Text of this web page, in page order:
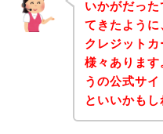
いかがだっ
てきたよう
クレジット
様々ありま
うの公式サ
といいかもし